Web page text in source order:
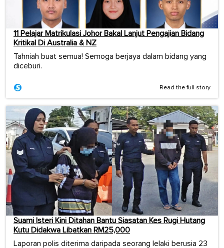
11 Pelajar Matrikulasi Johor Bakal Lanjut Pengajian Bidang
Kritikal Di Australia & NZ
Tahniah buat semua! Semoga berjaya dalam bidang yang
diceburi.
Read the full story
Suami Isteri Kini Ditahan Bantu Siasatan Kes Rugi Hutang
Kutu Didakwa Libatkan RM25,000
Laporan polis diterima daripada seorang lelaki berusia 23